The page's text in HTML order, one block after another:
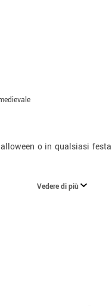
o in qualsiasi
Vedere di più